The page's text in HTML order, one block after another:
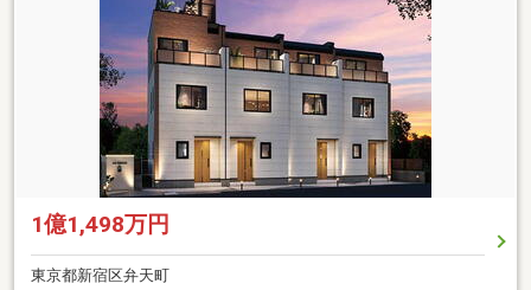
1億1,498万円
東京都新宿区弁天町